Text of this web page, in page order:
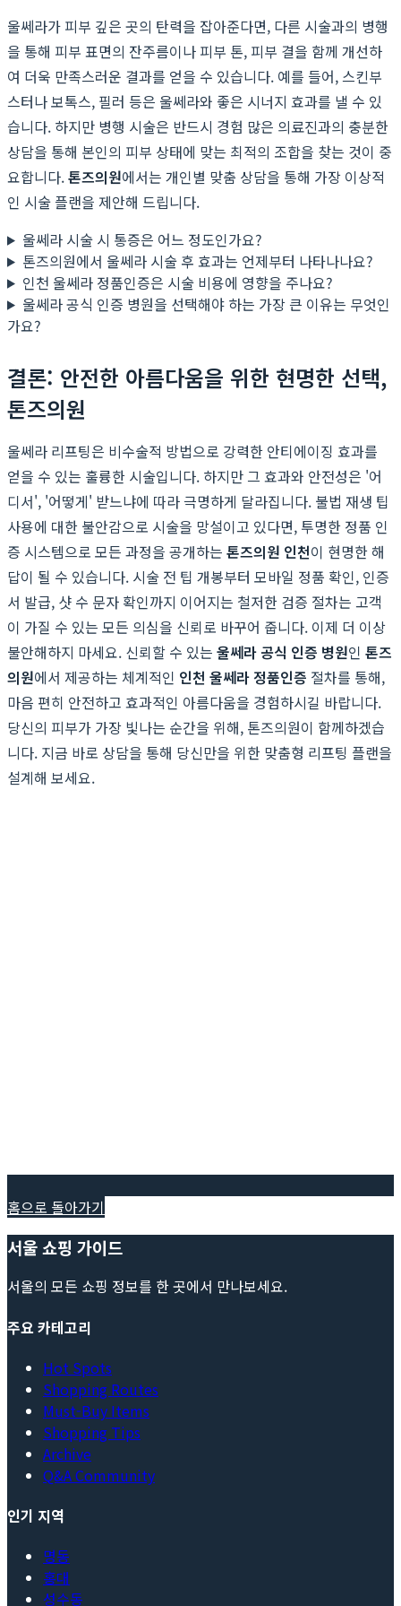
울쎄라가 피부 깊은 곳의 탄력을 잡아준다면, 다른 시술과의 병행
을 통해 피부 표면의 잔주름이나 피부 톤, 피부 결을 함께 개선하
여 더욱 만족스러운 결과를 얻을 수 있습니다. 예를 들어, 스킨부
스터나 보톡스, 필러 등은 울쎄라와 좋은 시너지 효과를 낼 수 있
습니다. 하지만 병행 시술은 반드시 경험 많은 의료진과의 충분한
상담을 통해 본인의 피부 상태에 맞는 최적의 조합을 찾는 것이 중
요합니다.톤즈의원에서는 개인별 맞춤 상담을 통해 가장 이상적
인 시술 플랜을 제안해 드립니다.
울쎄라 시술 시 통증은 어느 정도인가요?
톤즈의원에서 울쎄라 시술 후 효과는 언제부터 나타나나요?
인천 울쎄라 정품인증은 시술 비용에 영향을 주나요?
울쎄라 공식 인증 병원을 선택해야 하는 가장 큰 이유는 무엇인
가요?
결론: 안전한 아름다움을 위한 현명한 선택,
톤즈의원
울쎄라 리프팅은 비수술적 방법으로 강력한 안티에이징 효과를
얻을 수 있는 훌륭한 시술입니다. 하지만 그 효과와 안전성은 '어
디서', '어떻게' 받느냐에 따라 극명하게 달라집니다. 불법 재생 팁
사용에 대한 불안감으로 시술을 망설이고 있다면, 투명한 정품 인
증 시스템으로 모든 과정을 공개하는 톤즈의원 인천이 현명한 해
답이 될 수 있습니다. 시술 전 팁 개봉부터 모바일 정품 확인, 인증
서 발급, 샷 수 문자 확인까지 이어지는 철저한 검증 절차는 고객
이 가질 수 있는 모든 의심을 신뢰로 바꾸어 줍니다. 이제 더 이상
불안해하지 마세요. 신뢰할 수 있는 울쎄라 공식 인증 병원인 톤즈
의원에서 제공하는 체계적인 인천 울쎄라 정품인증 절차를 통해,
마음 편히 안전하고 효과적인 아름다움을 경험하시길 바랍니다.
당신의 피부가 가장 빛나는 순간을 위해, 톤즈의원이 함께하겠습
니다. 지금 바로 상담을 통해 당신만을 위한 맞춤형 리프팅 플랜을
설계해 보세요.
홈으로 돌아가기
서울 쇼핑 가이드
서울의 모든 쇼핑 정보를 한 곳에서 만나보세요.
주요 카테고리
Hot Spots
Shopping Routes
Must-Buy Items
Shopping Tips
Archive
Q&A Community
인기 지역
명동
홍대
성수동